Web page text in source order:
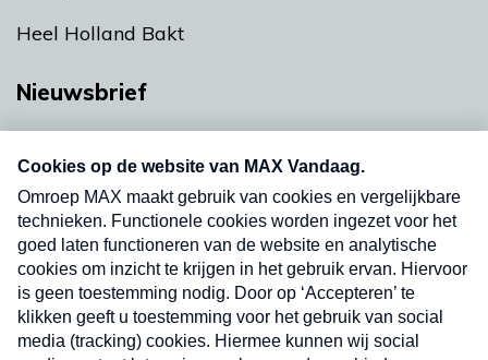
Heel Holland Bakt
Nieuwsbrief
nieuwsbrief. Elke vrijdag- en dinsdagochtend in
uw mailbox.
Verzend